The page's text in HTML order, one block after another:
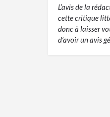
L’avis de la
cette critique
donc à laisser
d’avoir un avis